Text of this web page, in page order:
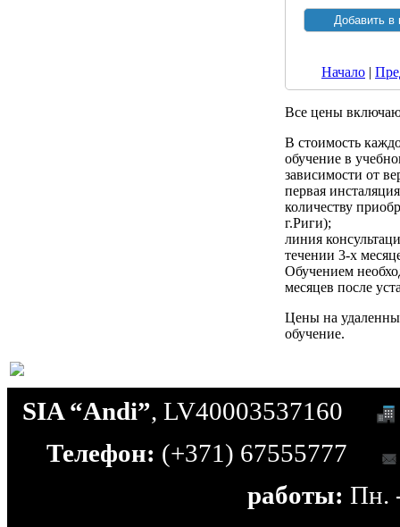
Начало |
Все цены
В стоимость
обучение в
зависимости от
первая
количеству
г.Риги);
линия
течении 3-х
Обучением
месяцев после
Цены на
обучение.
SIA “Andi”, LV40003537160
Телефон: (+371) 67555777
работы: Пн.